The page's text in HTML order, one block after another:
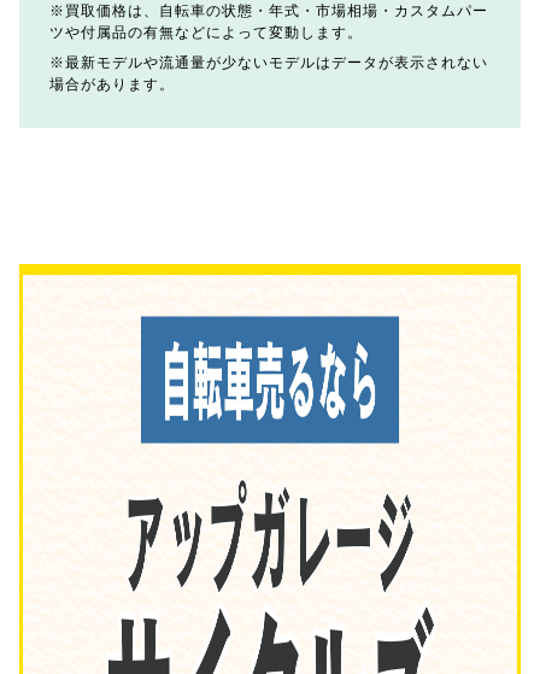
買取価格は、自転車の状態・年式・市場相場・カスタムパー
ツや付属品の有無などによって変動します。
最新モデルや流通量が少ないモデルはデータが表示されない
場合があります。